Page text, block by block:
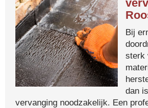
Bij
sterk
dan
vervanging noodzakelijk. Een